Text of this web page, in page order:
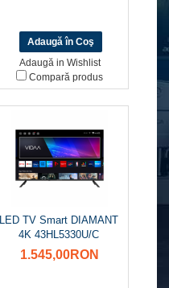
Adaugă in Wishlist
Compară produs
LED TV Smart DIAMANT
4K 43HL5330U/C
1.545,00RON